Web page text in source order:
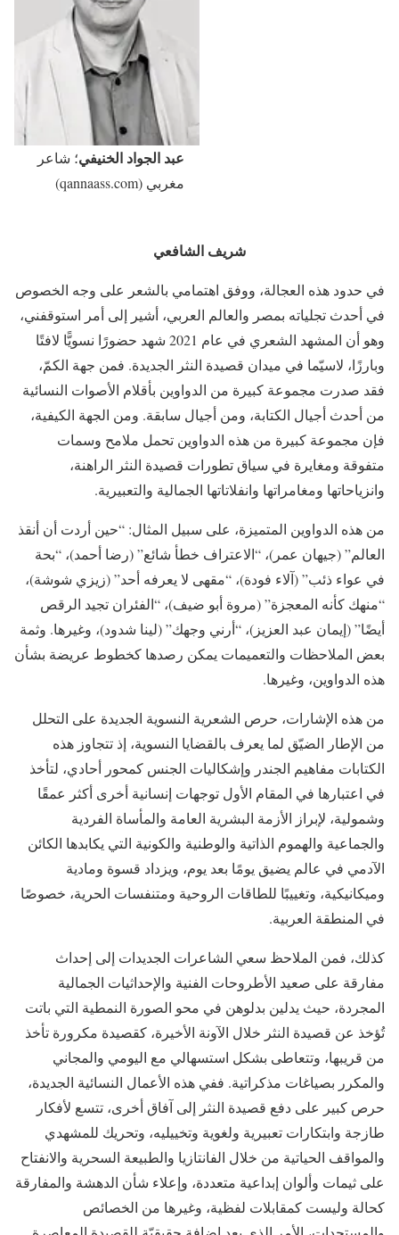
عبد الجواد الخنيفي؛ شاعر
مغربي (qannaass.com)
شريف الشافعي
في حدود هذه العجالة، ووفق اهتمامي بالشعر على وجه الخصوص
في أحدث تجلياته بمصر والعالم العربي، أشير إلى أمر استوقفني،
وهو أن المشهد الشعري في عام 2021 شهد حضورًا نسويًّا لافتًا
وبارزًا، لاسيّما في ميدان قصيدة النثر الجديدة. فمن جهة الكمّ،
فقد صدرت مجموعة كبيرة من الدواوين بأقلام الأصوات النسائية
من أحدث أجيال الكتابة، ومن أجيال سابقة. ومن الجهة الكيفية،
فإن مجموعة كبيرة من هذه الدواوين تحمل ملامح وسمات
متفوقة ومغايرة في سياق تطورات قصيدة النثر الراهنة،
وانزياحاتها ومغامراتها وانفلاتاتها الجمالية والتعبيرية.
من هذه الدواوين المتميزة، على سبيل المثال: “حين أردت أن أنقذ
العالم” (جيهان عمر)، “الاعتراف خطأ شائع” (رضا أحمد)، “بحة
في عواء ذئب” (آلاء فودة)، “مقهى لا يعرفه أحد” (زيزي شوشة)،
“منهك كأنه المعجزة” (مروة أبو ضيف)، “الفئران تجيد الرقص
أيضًا” (إيمان عبد العزيز)، “أرني وجهك” (لينا شدود)، وغيرها. وثمة
بعض الملاحظات والتعميمات يمكن رصدها كخطوط عريضة بشأن
هذه الدواوين، وغيرها.
من هذه الإشارات، حرص الشعرية النسوية الجديدة على التحلل
من الإطار الضيّق لما يعرف بالقضايا النسوية، إذ تتجاوز هذه
الكتابات مفاهيم الجندر وإشكاليات الجنس كمحور أحادي، لتأخذ
في اعتبارها في المقام الأول توجهات إنسانية أخرى أكثر عمقًا
وشمولية، لإبراز الأزمة البشرية العامة والمأساة الفردية
والجماعية والهموم الذاتية والوطنية والكونية التي يكابدها الكائن
الآدمي في عالم يضيق يومًا بعد يوم، ويزداد قسوة ومادية
وميكانيكية، وتغييبًا للطاقات الروحية ومتنفسات الحرية، خصوصًا
في المنطقة العربية.
كذلك، فمن الملاحظ سعي الشاعرات الجديدات إلى إحداث
مفارقة على صعيد الأطروحات الفنية والإحداثيات الجمالية
المجردة، حيث يدلين بدلوهن في محو الصورة النمطية التي باتت
تُؤخذ عن قصيدة النثر خلال الآونة الأخيرة، كقصيدة مكرورة تأخذ
من قريبها، وتتعاطى بشكل استسهالي مع اليومي والمجاني
والمكرر بصياغات مذكراتية. ففي هذه الأعمال النسائية الجديدة،
حرص كبير على دفع قصيدة النثر إلى آفاق أخرى، تتسع لأفكار
طازجة وابتكارات تعبيرية ولغوية وتخييليه، وتحريك للمشهدي
والمواقف الحياتية من خلال الفانتازيا والطبيعة السحرية والانفتاح
على ثيمات وألوان إبداعية متعددة، وإعلاء شأن الدهشة والمفارقة
كحالة وليست كمقابلات لفظية، وغيرها من الخصائص